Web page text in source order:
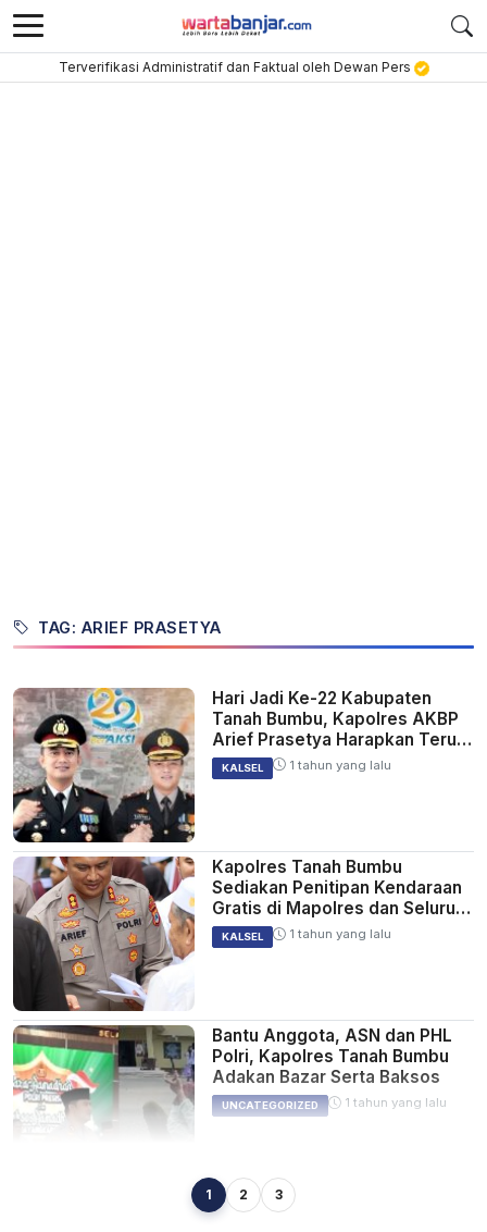
Terverifikasi Administratif dan Faktual oleh Dewan Pers
TAG: ARIEF PRASETYA
Hari Jadi Ke-22 Kabupaten
Tanah Bumbu, Kapolres AKBP
Arief Prasetya Harapkan Terus
Bergerak Maju
KALSEL 1 tahun yang lalu
Kapolres Tanah Bumbu
Sediakan Penitipan Kendaraan
Gratis di Mapolres dan Seluruh
Mapolsek
KALSEL 1 tahun yang lalu
Bantu Anggota, ASN dan PHL
Polri, Kapolres Tanah Bumbu
Adakan Bazar Serta Baksos
UNCATEGORIZED 1 tahun yang lalu
Kapolres Tanah Bumbu: Sikat
1 2 3